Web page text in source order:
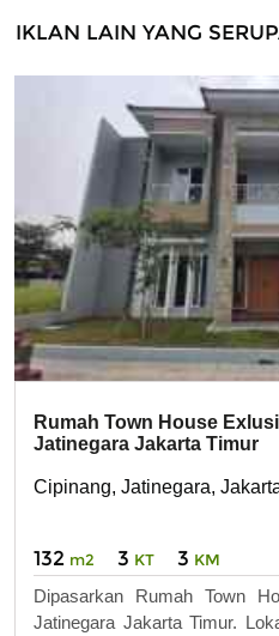
IKLAN LAIN YANG
Rumah Town House
Jatinegara Jakarta Timur
Cipinang, Jatinegara,
132 m2 3 KT 3 KM
Dipasarkan Rumah Town
Jatinegara Jakarta Timur.